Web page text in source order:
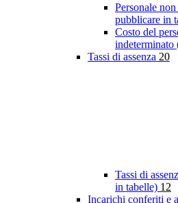
Personale
pubblicare in
Costo del
indeterminato
Tassi di assenza 20
Tassi di
in tabelle) 12
Incarichi conferiti e